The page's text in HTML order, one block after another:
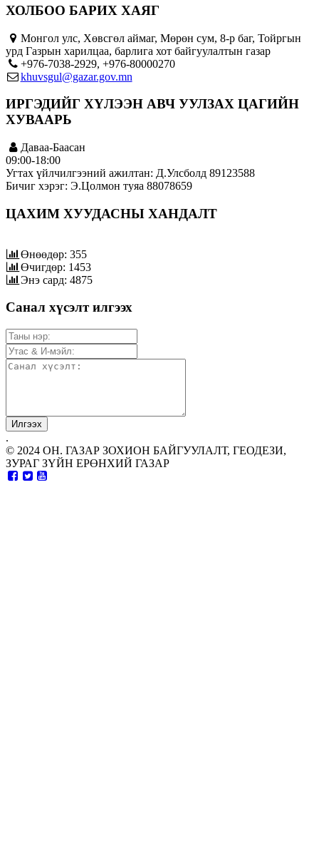
ХОЛБОО БАРИХ ХАЯГ
Монгол улс, Хөвсгөл аймаг, Мөрөн сум, 8-р баг, Тойргын
урд Газрын харилцаа, барлига хот байгуулалтын газар
+976-7038-2929, +976-80000270
khuvsgul@gazar.gov.mn
ИРГЭДИЙГ ХҮЛЭЭН АВЧ УУЛЗАХ ЦАГИЙН
ХУВААРЬ
Даваа-Баасан
09:00-18:00
Угтах үйлчилгээний ажилтан: Д.Улсболд 89123588
Бичиг хэрэг: Э.Цолмон туяа 88078659
ЦАХИМ ХУУДАСНЫ ХАНДАЛТ
Өнөөдөр: 355
Өчигдөр: 1453
Энэ сард: 4875
Санал хүсэлт илгээх
.
© 2024 ОН. ГАЗАР ЗОХИОН БАЙГУУЛАЛТ, ГЕОДЕЗИ,
ЗУРАГ ЗҮЙН ЕРӨНХИЙ ГАЗАР